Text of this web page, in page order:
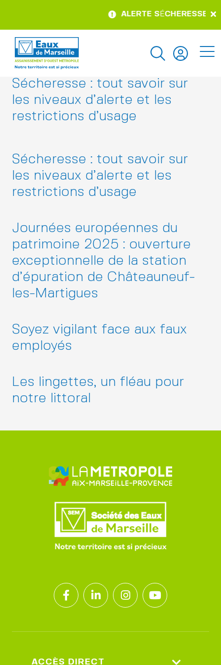
ALERTE SÉCHERESSE –
Sécheresse : tout savoir sur
les niveaux d’alerte et les
restrictions d’usage
Sécheresse : tout savoir sur
les niveaux d’alerte et les
restrictions d’usage
Journées européennes du
patrimoine 2025 : ouverture
exceptionnelle de la station
d’épuration de Châteauneuf-
les-Martigues
Soyez vigilant face aux faux
employés
Les lingettes, un fléau pour
notre littoral
ACCÈS DIRECT